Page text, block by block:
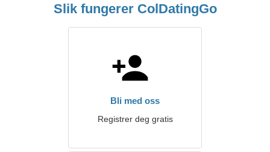
Slik fungerer ColDatingGo
Bli med oss
Registrer deg gratis